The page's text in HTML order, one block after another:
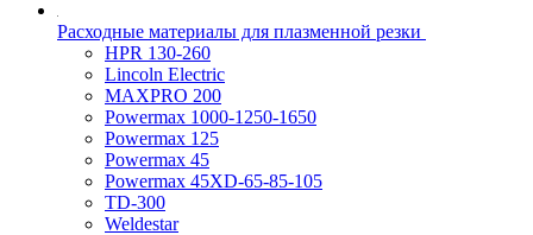
Расходные материалы для плазменной резки
HPR 130-260
Lincoln Electric
MAXPRO 200
Powermax 1000-1250-1650
Powermax 125
Powermax 45
Powermax 45XD-65-85-105
TD-300
Weldestar